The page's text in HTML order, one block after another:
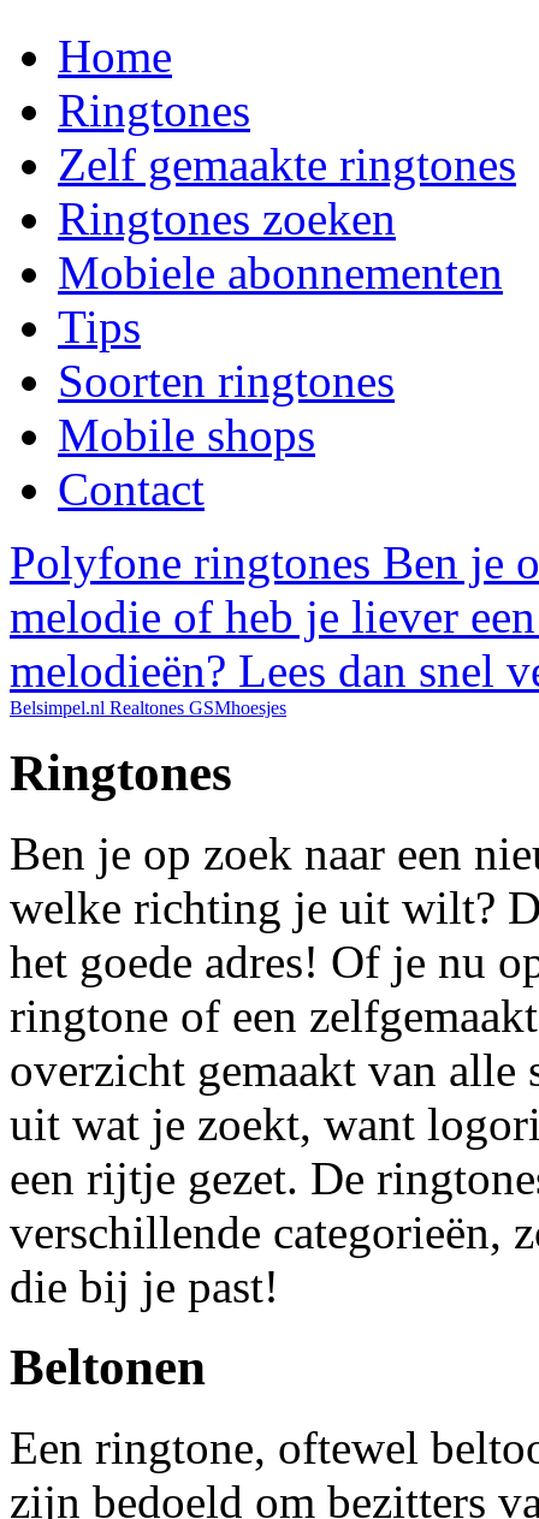
Home
Ringtones
Zelf gemaakte ringtones
Ringtones zoeken
Mobiele abonnementen
Tips
Soorten ringtones
Mobile shops
Contact
Polyfone ringtones Ben je
melodie of heb je liever
melodieën? Lees dan snel
Belsimpel.nl Realtones GSMhoesjes
Ringtones
Ben je op zoek naar een
welke richting je uit wilt?
het goede adres! Of je nu
ringtone of een
overzicht gemaakt van alle
uit wat je zoekt, want
een rijtje gezet. De
verschillende categorieën,
die bij je past!
Beltonen
Een ringtone, oftewel
zijn bedoeld om bezitters